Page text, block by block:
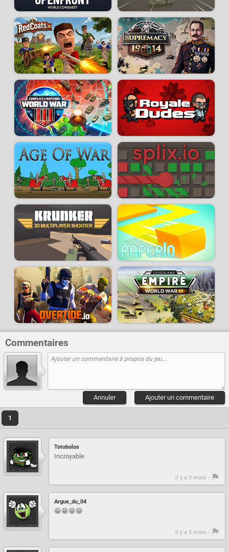
Quels sont les astuces pour gagner une partie
de Frontwars.io ?
- Pour étendre votre territoire il faudra trouver le bon équilibre entre
croissance de votre population et production d'or. Vous pouvez ajuster ce
ratio avec la jauge en bas à gauche de votre écran.
- Former des alliances avec les autres joueurs est l'une des clés
stratégiques pour prolonger sa survie et augmenter ses revenus grâce au
commerce.
- Ne négligez pas le contrôle des mers et des océans, dominer l'eau vous
procurera un avantage sur vos adversaires.
Note :Si vous jouez sur mobile, il faut zoomer au maximum sur la carte
pour placer votre territoire en début de partie.
Développeur :VexxusArts - Joué68 kfois
Commentaires
Ajouter un commentaire
Annuler
1
Totobolos
Incroyable
il y a 3 mois -
Argue_du_04
😁😁😁😁
il y a 5 mois -